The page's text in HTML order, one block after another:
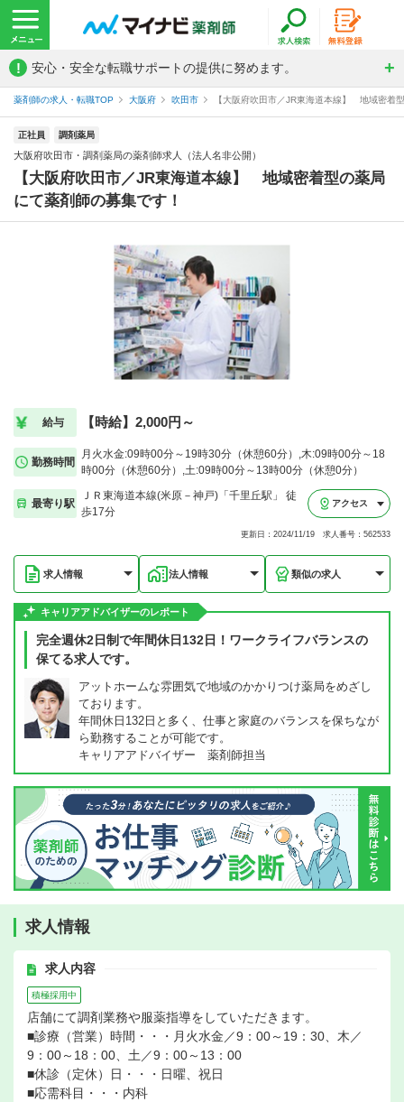
! 安心・安全な転職サポートの提供に努めます。
薬剤師の求人・転職TOP 大阪府 吹田市 【大阪府吹田市／JR東海道本線】 地域密着
正社員 調剤薬局
大阪府吹田市・調剤薬局の薬剤師求人（法人名非公開）
【大阪府吹田市／JR東海道本線】 地域密着型の薬局
にて薬剤師の募集です！
給与 【時給】2,000円～
勤務時間
月火水金:09時00分～19時30分（休憩60分）,木:09時00分～18
時00分（休憩60分）,土:09時00分～13時00分（休憩0分）
最寄り駅
ＪＲ東海道本線(米原－神戸)「千里丘駅」 徒
歩17分
アクセス
更新日：2024/11/19 求人番号：562533
求人情報 法人情報 類似の求人
キャリアアドバイザーのレポート
完全週休2日制で年間休日132日！ワークライフバランスの
保てる求人です。
アットホームな雰囲気で地域のかかりつけ薬局をめざし
ております。
年間休日132日と多く、仕事と家庭のバランスを保ちなが
ら勤務することが可能です。
キャリアアドバイザー 薬剤師担当
求人情報
求人内容
積極採用中
店舗にて調剤業務や服薬指導をしていただきます。
■診療（営業）時間・・・月火水金／9：00～19：30、木／
9：00～18：00、土／9：00～13：00
■休診（定休）日・・・日曜、祝日
■応需科目・・・内科